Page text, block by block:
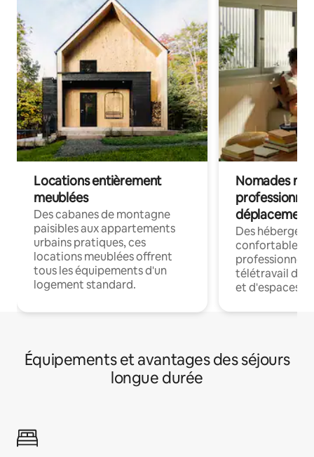
Locations entièrement
meublées
Des cabanes de montagne
paisibles aux appartements
urbains pratiques, ces
locations meublées offrent
tous les équipements d'un
logement standard.
Nomades
déplacement
Des
confortables
professionnels
télétravail
et d'espaces
Équipements et avantages des séjours
longue durée